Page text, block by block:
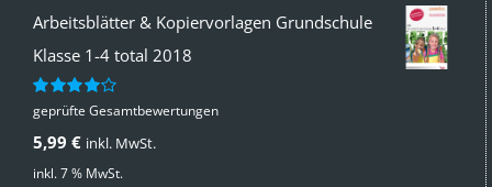
Arbeitsblätter & Kopiervorlagen Grundschule
Klasse 1-4 total 2018
Bewertet
von 5
geprüfte Gesamtbewertungen
5,99 € inkl. MwSt.
inkl. 7 % MwSt.